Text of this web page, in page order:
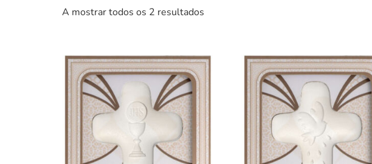
A mostrar todos os 2 resultados